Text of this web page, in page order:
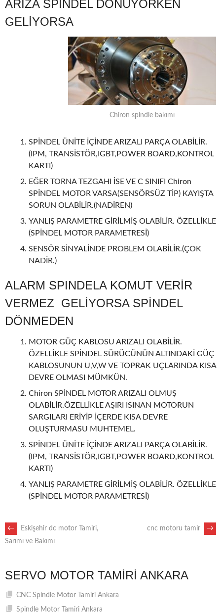
ARIZA SPİNDEL DÖNÜYORKEN
GELİYORSA
Chiron spindle bakımı
SPİNDEL ÜNİTE İÇİNDE ARIZALI PARÇA OLABİLİR.
(IPM, TRANSİSTÖR,IGBT,POWER BOARD,KONTROL
KARTI)
EĞER TORNA TEZGAHI İSE VE C SINIFI Chiron
SPİNDEL MOTOR VARSA(SENSÖRSÜZ TİP) KAYIŞTA
SORUN OLABİLİR.(NADİREN)
YANLIŞ PARAMETRE GİRİLMİŞ OLABİLİR. ÖZELLİKLE
(SPİNDEL MOTOR PARAMETRESİ)
SENSÖR SİNYALİNDE PROBLEM OLABİLİR.(ÇOK
NADİR.)
ALARM SPINDELA KOMUT VERİR
VERMEZ GELİYORSA SPİNDEL
DÖNMEDEN
MOTOR GÜÇ KABLOSU ARIZALI OLABİLİR.
ÖZELLİKLE SPİNDEL SÜRÜCÜNÜN ALTINDAKİ GÜÇ
KABLOSUNUN U,V,W VE TOPRAK UÇLARINDA KISA
DEVRE OLMASI MÜMKÜN.
Chiron SPİNDEL MOTOR ARIZALI OLMUŞ
OLABİLİR.ÖZELLİKLE AŞIRI ISINAN MOTORUN
SARGILARI ERİYİP İÇERDE KISA DEVRE
OLUŞTURMASU MUHTEMEL.
SPİNDEL ÜNİTE İÇİNDE ARIZALI PARÇA OLABİLİR.
(IPM, TRANSİSTÖR,IGBT,POWER BOARD,KONTROL
KARTI)
YANLIŞ PARAMETRE GİRİLMİŞ OLABİLİR. ÖZELLİKLE
(SPİNDEL MOTOR PARAMETRESİ)
POST
←
Eskişehir dc motor Tamiri,
Sarımı ve Bakımı
cnc motoru tamir →
SERVO MOTOR TAMIRI ANKARA
CNC Spindle Motor Tamiri Ankara
Spindle Motor Tamiri Ankara